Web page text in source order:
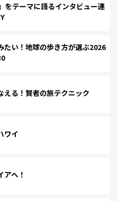
をテーマに語るインタビュー連
たい！地球の歩き方が選ぶ2026
える！賢者の旅テクニック
ワイ
アへ！